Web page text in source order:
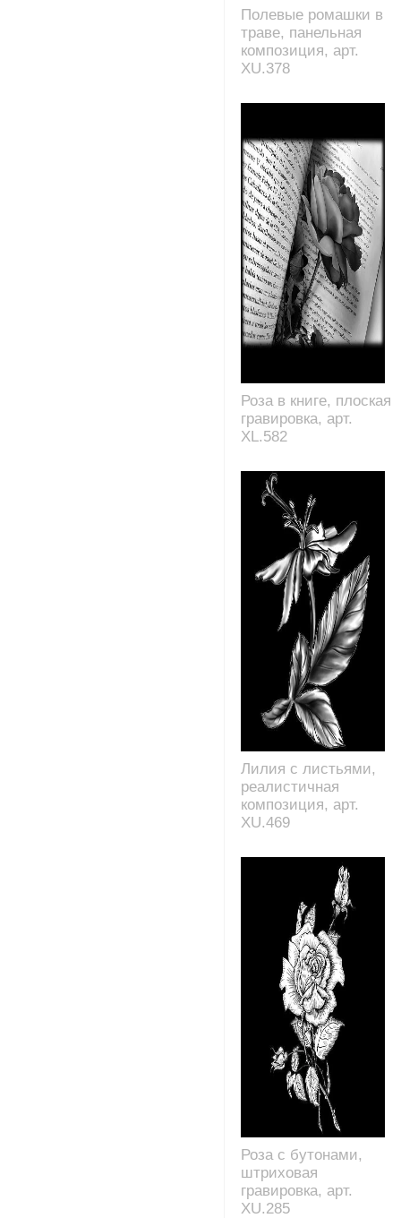
Полевые ромашки в
траве, панельная
композиция, арт.
XU.378
Роза в книге, плоская
гравировка, арт.
XL.582
Лилия с листьями,
реалистичная
композиция, арт.
XU.469
Роза с бутонами,
штриховая
гравировка, арт.
XU.285